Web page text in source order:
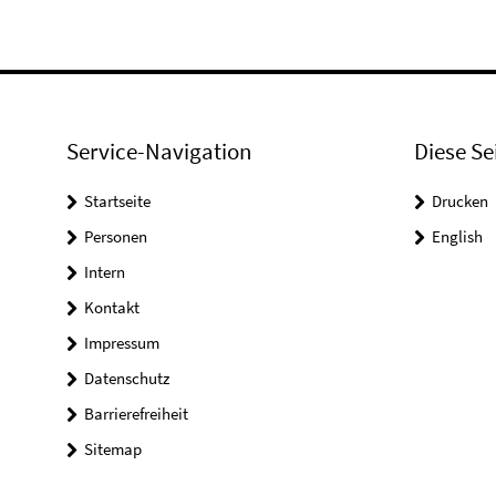
Service-Navigation
Startseite
Personen
Intern
Kontakt
Impressum
Datenschutz
Barrierefreiheit
Sitemap
Diese
Drucken
English